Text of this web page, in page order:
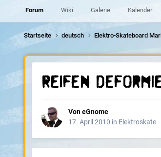
Forum Wiki Galerie Kalender
Startseite deutsch Elektro-Skateboard
Reifen
VoneGnome
17. April 2010 in Elektroskate